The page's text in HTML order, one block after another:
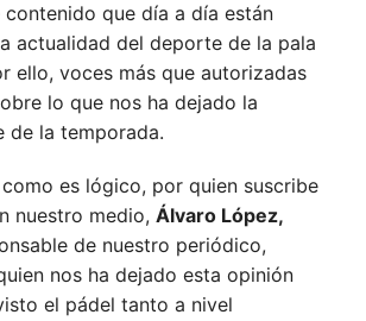
que día a día están
actualidad del deporte de la pala
ello, voces más que autorizadas
lo que nos ha dejado la
de la temporada.
es lógico, por quien suscribe
nuestro medio, Álvaro López,
de nuestro periódico,
nos ha dejado esta opinión
el pádel tanto a nivel